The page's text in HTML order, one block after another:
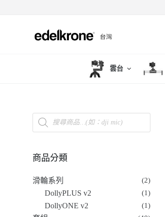
雲台
商品分類
滑輪系列 (2)
DollyPLUS v2 (1)
DollyONE v2 (1)